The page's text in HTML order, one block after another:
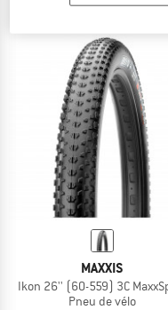
MAXXIS
Ikon 26'' (60-559) 3C
Pneu de vélo